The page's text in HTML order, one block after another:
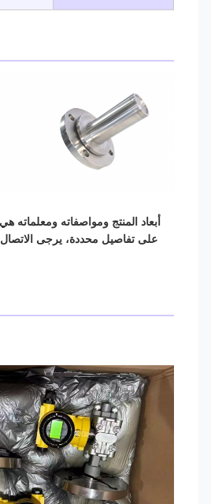
أبعاد المنتج ومواصفاته ومعلماته هي
على تفاصيل محددة، يرجى الاتصال